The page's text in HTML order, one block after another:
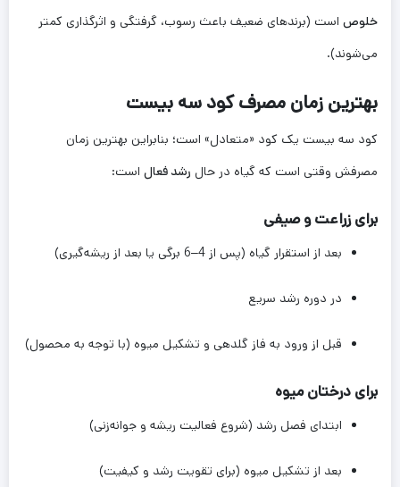
خلوص است (برندهای ضعیف باعث رسوب، گرفتگی و اثرگذاری کمتر
می‌شوند).
بهترین زمان مصرف کود سه بیست
کود سه بیست یک کود «متعادل» است؛ بنابراین بهترین زمان
مصرفش وقتی است که گیاه در حال رشد فعال است:
برای زراعت و صیفی
بعد از استقرار گیاه (پس از 4–6 برگی یا بعد از ریشه‌گیری)
در دوره رشد سریع
قبل از ورود به فاز گلدهی و تشکیل میوه (با توجه به محصول)
برای درختان میوه
ابتدای فصل رشد (شروع فعالیت ریشه و جوانه‌زنی)
بعد از تشکیل میوه (برای تقویت رشد و کیفیت)